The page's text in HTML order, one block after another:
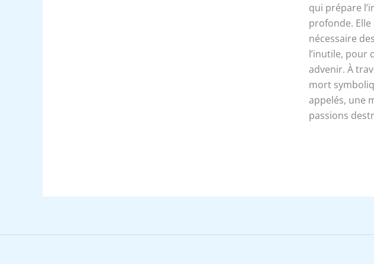
qui prépare
profonde. Elle
nécessaire
l’inutile, pour
advenir. À
mort
appelés, une
passions